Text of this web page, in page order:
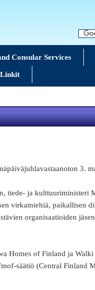
Consular Services
Linkit
3.
tiede- ja
virkamiehiä, paikallisen
organisaatioiden
Homes of Finland ja
säätiö (Central